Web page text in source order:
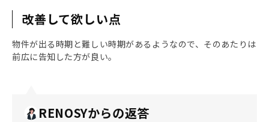
改善して欲しい点
物件が出る時期と難しい時期があるようなので、そのあたりは
前広に告知した方が良い。
RENOSYからの返答